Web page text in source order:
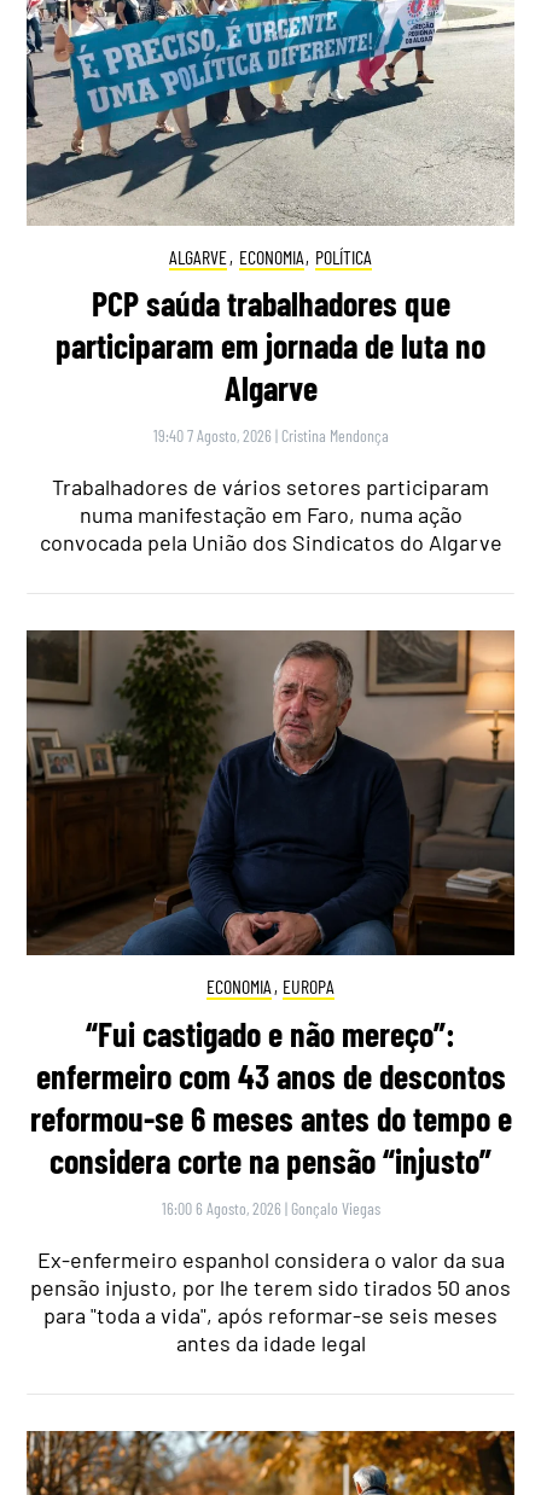
ALGARVE, ECONOMIA, POLÍTICA
PCP saúda trabalhadores que
participaram em jornada de luta no
Algarve
19:40 7 Agosto, 2026 | Cristina Mendonça
Trabalhadores de vários setores participaram
numa manifestação em Faro, numa ação
convocada pela União dos Sindicatos do Algarve
ECONOMIA , EUROPA
“Fui castigado e não mereço”:
enfermeiro com 43 anos de descontos
reformou-se 6 meses antes do tempo e
considera corte na pensão “injusto”
16:00 6 Agosto, 2026 | Gonçalo Viegas
Ex-enfermeiro espanhol considera o valor da sua
pensão injusto, por lhe terem sido tirados 50 anos
para "toda a vida", após reformar-se seis meses
antes da idade legal